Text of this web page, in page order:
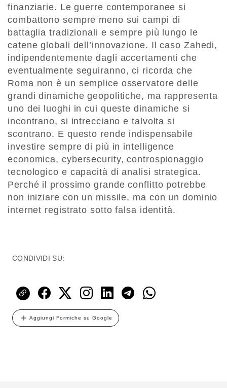
finanziarie. Le guerre contemporanee si
combattono sempre meno sui campi di
battaglia tradizionali e sempre più lungo le
catene globali dell’innovazione. Il caso Zahedi,
indipendentemente dagli accertamenti che
eventualmente seguiranno, ci ricorda che
Roma non è un semplice osservatore delle
grandi dinamiche geopolitiche, ma rappresenta
uno dei luoghi in cui queste dinamiche si
incontrano, si intrecciano e talvolta si
scontrano. E questo rende indispensabile
investire sempre di più in intelligence
economica, cybersecurity, controspionaggio
tecnologico e capacità di analisi strategica.
Perché il prossimo grande conflitto potrebbe
non iniziare con un missile, ma con un dominio
internet registrato sotto falsa identità.
CONDIVIDI SU:
Aggiungi Formiche su Google